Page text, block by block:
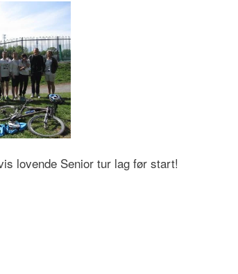
lovende Senior tur lag før start!